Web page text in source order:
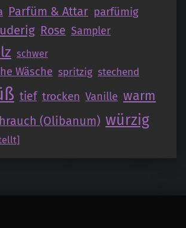
Parfüm & Attar parfümig
Rose Sampler
schwer
Wäsche spritzig stechend
tief trocken Vanille warm
(Olibanum) würzig